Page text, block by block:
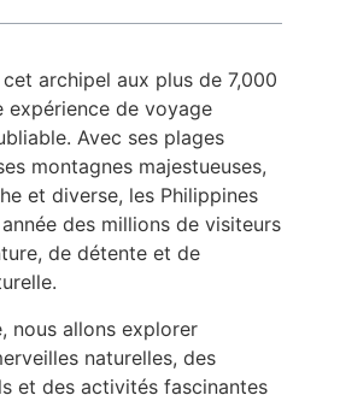
archipel aux plus de 7,000
expérience de voyage
Avec ses plages
montagnes majestueuses,
et diverse, les Philippines
des millions de visiteurs
de détente et de
nous allons explorer
naturelles, des
et des activités fascinantes